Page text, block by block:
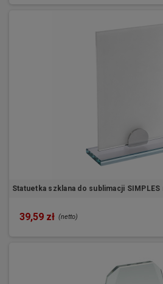
Statuetka szklana do sublimacji SIMPLES
39,59 zł (netto)